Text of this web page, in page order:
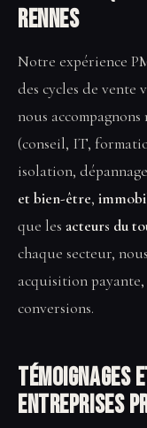
Rennes
Notre expérience
des cycles de vente
nous accompagnons
(conseil, IT,
isolation,
et bien-être,
que les acteurs du
chaque secteur,
acquisition
conversions.
entreprises